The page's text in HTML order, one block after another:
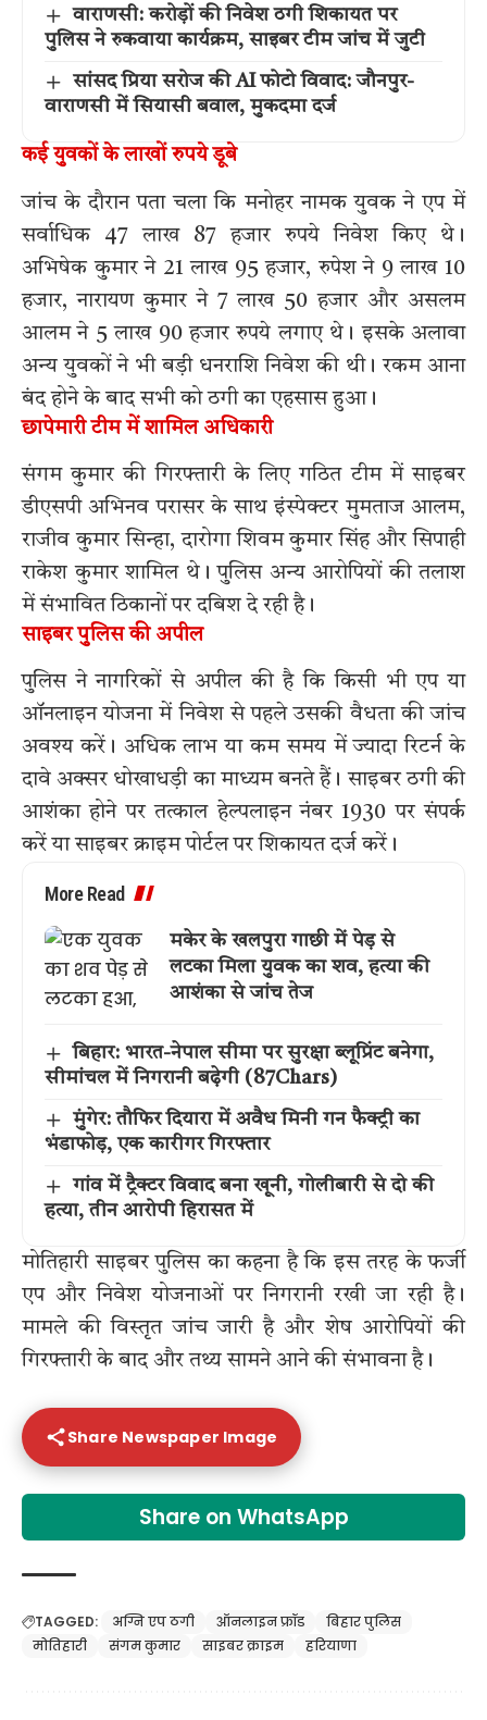
वाराणसी: करोड़ों की निवेश ठगी शिकायत पर
पुलिस ने रुकवाया कार्यक्रम, साइबर टीम जांच में जुटी
सांसद प्रिया सरोज की AI फोटो विवाद: जौनपुर-
वाराणसी में सियासी बवाल, मुकदमा दर्ज
कई युवकों के लाखों रुपये डूबे
जांच के दौरान पता चला कि मनोहर नामक युवक ने एप में
सर्वाधिक 47 लाख 87 हजार रुपये निवेश किए थे।
अभिषेक कुमार ने 21 लाख 95 हजार, रुपेश ने 9 लाख 10
हजार, नारायण कुमार ने 7 लाख 50 हजार और असलम
आलम ने 5 लाख 90 हजार रुपये लगाए थे। इसके अलावा
अन्य युवकों ने भी बड़ी धनराशि निवेश की थी। रकम आना
बंद होने के बाद सभी को ठगी का एहसास हुआ।
छापेमारी टीम में शामिल अधिकारी
संगम कुमार की गिरफ्तारी के लिए गठित टीम में साइबर
डीएसपी अभिनव परासर के साथ इंस्पेक्टर मुमताज आलम,
राजीव कुमार सिन्हा, दारोगा शिवम कुमार सिंह और सिपाही
राकेश कुमार शामिल थे। पुलिस अन्य आरोपियों की तलाश
में संभावित ठिकानों पर दबिश दे रही है।
साइबर पुलिस की अपील
पुलिस ने नागरिकों से अपील की है कि किसी भी एप या
ऑनलाइन योजना में निवेश से पहले उसकी वैधता की जांच
अवश्य करें। अधिक लाभ या कम समय में ज्यादा रिटर्न के
दावे अक्सर धोखाधड़ी का माध्यम बनते हैं। साइबर ठगी की
आशंका होने पर तत्काल हेल्पलाइन नंबर 1930 पर संपर्क
करें या साइबर क्राइम पोर्टल पर शिकायत दर्ज करें।
More Read
मकेर के खलपुरा गाछी में पेड़ से
लटका मिला युवक का शव, हत्या की
आशंका से जांच तेज
बिहार: भारत-नेपाल सीमा पर सुरक्षा ब्लूप्रिंट बनेगा,
सीमांचल में निगरानी बढ़ेगी (87Chars)
मुंगेर: तौफिर दियारा में अवैध मिनी गन फैक्ट्री का
भंडाफोड़, एक कारीगर गिरफ्तार
गांव में ट्रैक्टर विवाद बना खूनी, गोलीबारी से दो की
हत्या, तीन आरोपी हिरासत में
मोतिहारी साइबर पुलिस का कहना है कि इस तरह के फर्जी
एप और निवेश योजनाओं पर निगरानी रखी जा रही है।
मामले की विस्तृत जांच जारी है और शेष आरोपियों की
गिरफ्तारी के बाद और तथ्य सामने आने की संभावना है।
Share Newspaper Image
Share on WhatsApp
TAGGED: अग्नि एप ठगी ऑनलाइन फ्रॉड
बिहार पुलिस
मोतिहारी
संगम कुमार साइबर क्राइम हरियाणा